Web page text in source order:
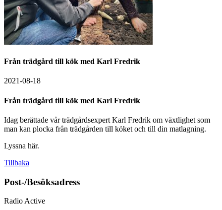
Från trädgård till kök med Karl Fredrik
2021-08-18
Från trädgård till kök med Karl Fredrik
Idag berättade vår trädgårdsexpert Karl Fredrik om växtlighet som
man kan plocka från trädgården till köket och till din matlagning.
Lyssna här.
Tillbaka
Post-/Besöksadress
Radio Active